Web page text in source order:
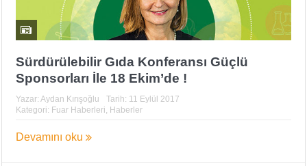
Sürdürülebilir Gıda Konferansı Güçlü
Sponsorları İle 18 Ekim’de !
Yazar: Aydan Kırışoğlu Tarih: 11 Eylül 2017
Kategori: Fuar Haberleri, Haberler
Devamını oku